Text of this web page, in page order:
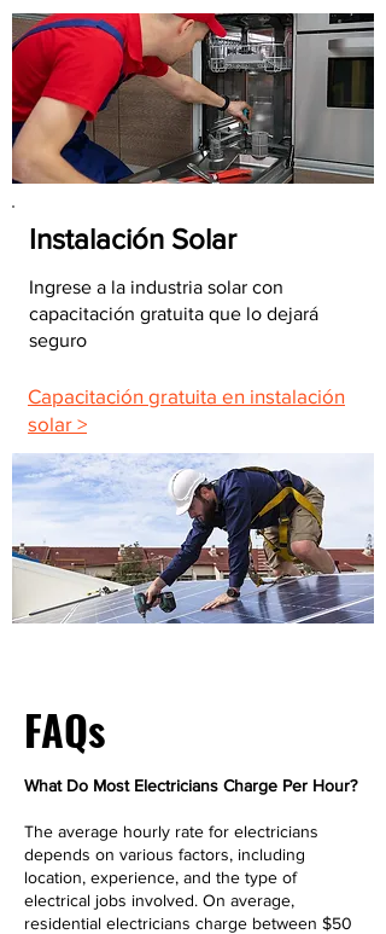
Instalación Solar
Ingrese a la industria solar con
capacitación gratuita que lo dejará
seguro
Capacitación gratuita en instalación
solar >
FAQs
What Do Most Electricians Charge Per Hour?
The average hourly rate for electricians
depends on various factors, including
location, experience, and the type of
electrical jobs involved. On average,
residential electricians charge between $50